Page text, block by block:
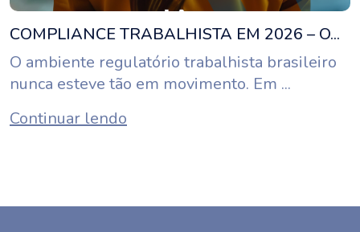
COMPLIANCE TRABALHISTA EM 2026 – O...
O ambiente regulatório trabalhista brasileiro
nunca esteve tão em movimento. Em ...
Continuar lendo